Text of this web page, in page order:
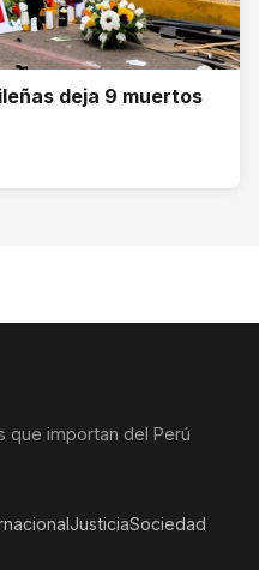
deja 9 muertos
que importan del Perú
JusticiaSociedad